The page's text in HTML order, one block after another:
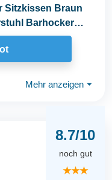
Sitzkissen Braun
Barhocker
Mehr anzeigen ⏷
8.7/10
noch gut
★★★